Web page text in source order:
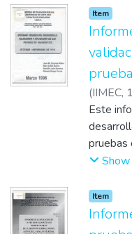
Item
(IIMEC,
Leitón
Maurilio;
Este
pruebas
español,
sexto y
Item